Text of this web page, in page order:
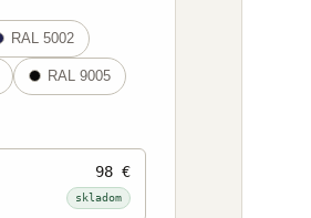
skladom
332 €
330 €
skladom
RAL 5002
RAL 9005
98 €
skladom